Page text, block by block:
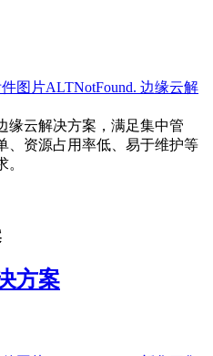
边缘云解
缘云解决方案，满足集中管
、资源占用率低、易于维护等
方案